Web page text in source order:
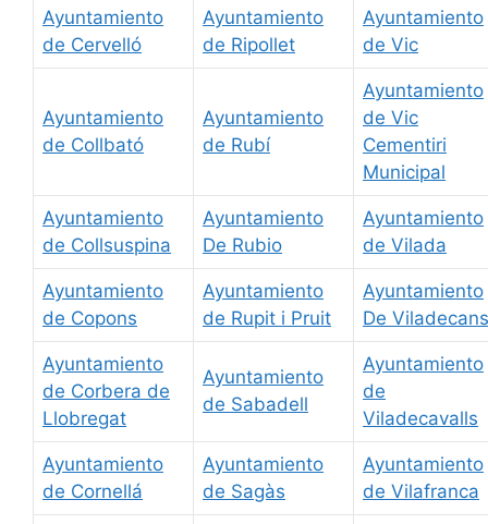
Ayuntamiento
de Cervelló
Ayuntamiento
de Ripollet
Ayuntamiento
de Vic
Ayuntamiento
de Collbató
Ayuntamiento
de Rubí
Ayuntamiento
de Vic
Cementiri
Municipal
Ayuntamiento
de Collsuspina
Ayuntamiento
De Rubio
Ayuntamiento
de Vilada
Ayuntamiento
de Copons
Ayuntamiento
de Rupit i Pruit
Ayuntamiento
De Viladecans
Ayuntamiento
de Corbera de
Llobregat
Ayuntamiento
de Sabadell
Ayuntamiento
de
Viladecavalls
Ayuntamiento
de Cornellá
Ayuntamiento
de Sagàs
Ayuntamiento
de Vilafranca